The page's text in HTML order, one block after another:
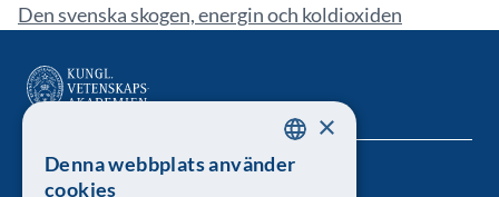
Den svenska skogen, energin och koldioxiden
Kungl. Vetenskapsakademien SWEDISH
×
Denna webbplats använder
cookies